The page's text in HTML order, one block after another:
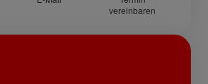
vereinbaren